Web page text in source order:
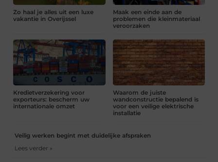
Zo haal je alles uit een luxe
vakantie in Overijssel
Maak een einde aan de
problemen die kleinmateriaal
veroorzaken
Kredietverzekering voor
exporteurs: bescherm uw
internationale omzet
Waarom de juiste
wandconstructie bepalend is
voor een veilige elektrische
installatie
Veilig werken begint met duidelijke afspraken
Lees verder »